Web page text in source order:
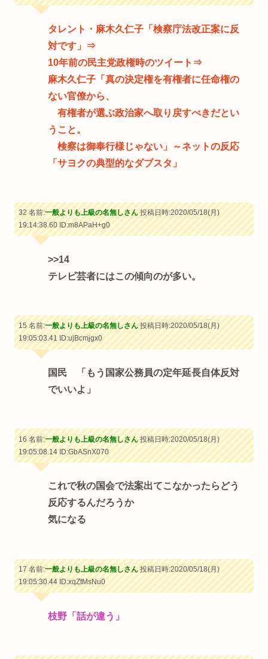
タレント・麻木久仁子「検察庁法改正案に反
対です」⇒
10年前の民主党政権時のツイート⇒
麻木久仁子「真の決定権を有権者に任命権の
ない官僚から、
有権者が選ぶ政治家へ取り戻すべきだとい
うこと。
検察は御奉行様じゃない」～ネットの反応
「サヨクの典型的なダブスタ」
32 名前:一般よりも上級の名無しさん投稿日時:2020/05/18(月)
19:14:38.60ID:m8APaH+g0
>>14
テレビ芸者にはこの傾向のが多い。
15 名前:一般よりも上級の名無しさん投稿日時:2020/05/18(月)
19:05:03.41ID:ujBcmjgx0
国民 「もう国家公務員の定年延長自体反対
でいいよ」
16 名前:一般よりも上級の名無しさん投稿日時:2020/05/18(月)
19:05:08.14ID:GbASnX070
これで秋の国会で法案出てこなかったらどう
反応するんだろうか
気になる
17 名前:一般よりも上級の名無しさん投稿日時:2020/05/18(月)
19:05:30.44ID:xqZtMsNu0
枝野「話が違う」